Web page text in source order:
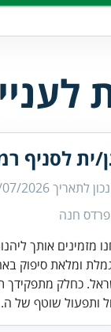
ית לסניף
נכון לתאריך2026
פרדס חנה
מזמינים אותך
ומלאת סיפוק
כחלק מתפקידך
ותפעול שוטף של